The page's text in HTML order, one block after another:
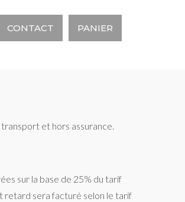
CONTACT PANIER
et hors assurance.
sur la base de 25% du tarif
retard sera facturé selon le tarif